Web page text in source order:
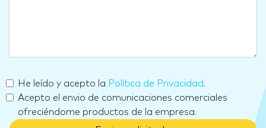
He leído y acepto la Política de Privacidad.
Acepto el envio de comunicaciones comerciales
ofreciéndome productos de la empresa.